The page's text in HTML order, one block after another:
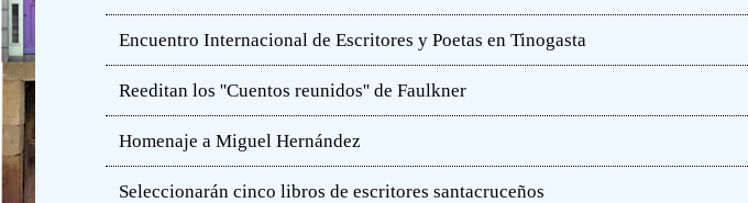
Encuentro Internacional de Escritores y Poetas en Tinogasta
Reeditan los ''Cuentos reunidos'' de Faulkner
Homenaje a Miguel Hernández
Seleccionarán cinco libros de escritores santacruceños